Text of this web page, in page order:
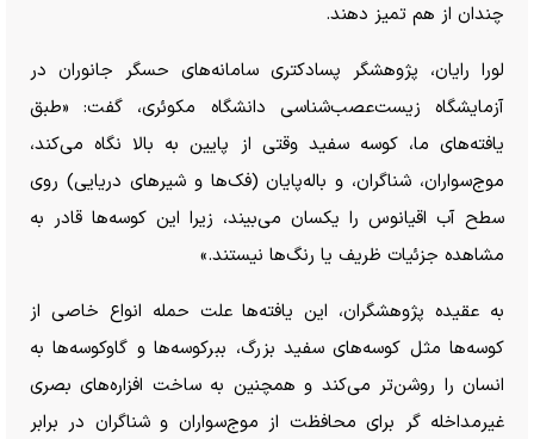
چندان از هم تمیز دهند.
لورا رایان، پژوهشگر پسادکتری سامانه‌های حسگر جانوران در
آزمایشگاه زیست‌عصب‌شناسی دانشگاه مکوئری، گفت: «طبق
یافته‌های ما، کوسه سفید وقتی از پایین به بالا نگاه می‌کند،
موج‌سواران، شناگران، و باله‌پایان (فک‌ها و شیر‌های دریایی) روی
سطح آب اقیانوس را یکسان می‌بیند، زیرا این کوسه‌ها قادر به
مشاهده جزئیات ظریف یا رنگ‌ها نیستند.»
به عقیده پژوهشگران، این یافته‌ها علت حمله انواع خاصی از
کوسه‌ها مثل کوسه‌های سفید بزرگ، ببرکوسه‌ها و گاوکوسه‌ها به
انسان را روشن‌تر می‌کند و همچنین به ساخت افزاره‌های بصری
غیرمداخله گر برای محافظت از موج‌سواران و شناگران در برابر